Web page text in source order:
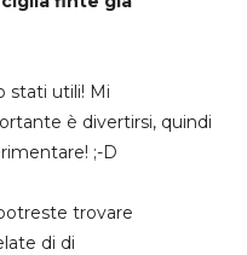
stati utili! Mi
è divertirsi, quindi
;-D
trovare
di di